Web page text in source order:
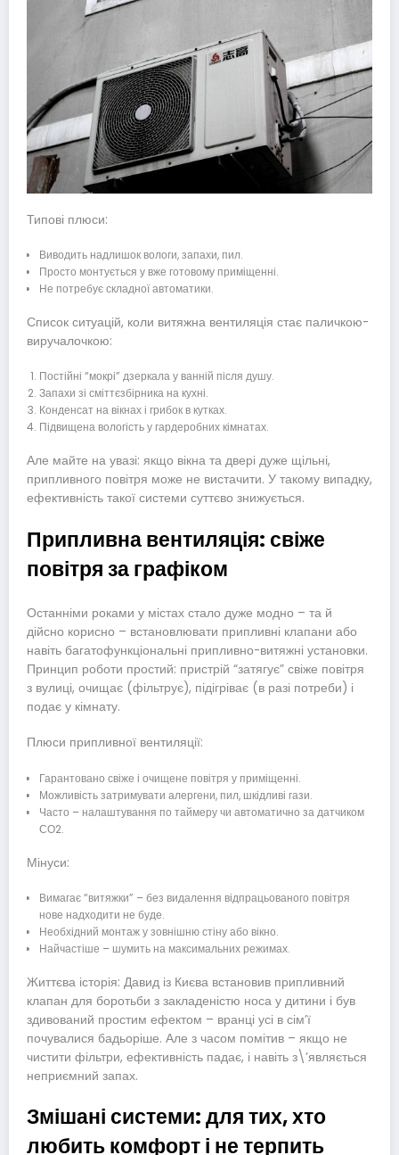
Типові плюси:
Виводить надлишок вологи, запахи, пил.
Просто монтується у вже готовому приміщенні.
Не потребує складної автоматики.
Список ситуацій, коли витяжна вентиляція стає паличкою-
виручалочкою:
Постійні “мокрі” дзеркала у ванній після душу.
Запахи зі сміттєзбірника на кухні.
Конденсат на вікнах і грибок в кутках.
Підвищена вологість у гардеробних кімнатах.
Але майте на увазі: якщо вікна та двері дуже щільні,
припливного повітря може не вистачити. У такому випадку,
ефективність такої системи суттєво знижується.
Припливна вентиляція: свіже
повітря за графіком
Останніми роками у містах стало дуже модно – та й
дійсно корисно – встановлювати припливні клапани або
навіть багатофункціональні припливно-витяжні установки.
Принцип роботи простий: пристрій “затягує” свіже повітря
з вулиці, очищає (фільтрує), підігріває (в разі потреби) і
подає у кімнату.
Плюси припливної вентиляції:
Гарантовано свіже і очищене повітря у приміщенні.
Можливість затримувати алергени, пил, шкідливі гази.
Часто – налаштування по таймеру чи автоматично за датчиком
СО2.
Мінуси:
Вимагає “витяжки” – без видалення відпрацьованого повітря
нове надходити не буде.
Необхідний монтаж у зовнішню стіну або вікно.
Найчастіше – шумить на максимальних режимах.
Життєва історія: Давид із Києва встановив припливний
клапан для боротьби з закладеністю носа у дитини і був
здивований простим ефектом – вранці усі в сім’ї
почувалися бадьоріше. Але з часом помітив – якщо не
чистити фільтри, ефективність падає, і навіть з\’являється
неприємний запах.
Змішані системи: для тих, хто
любить комфорт і не терпить